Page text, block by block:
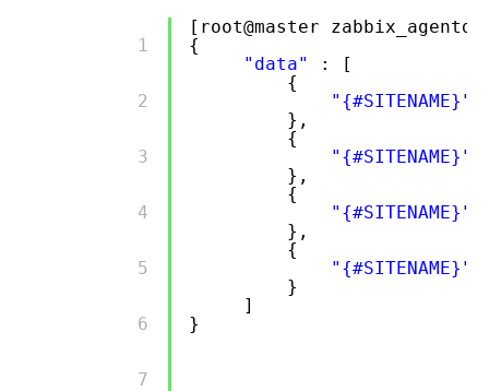
        1
        2
        3
        4
        5
        6
        7
[root@master
{
"data"
: [
{
"{#SITENAME}"
},
{
"{#SITENAME}"
},
{
"{#SITENAME}"
},
{
"{#SITENAME}"
}
]
}